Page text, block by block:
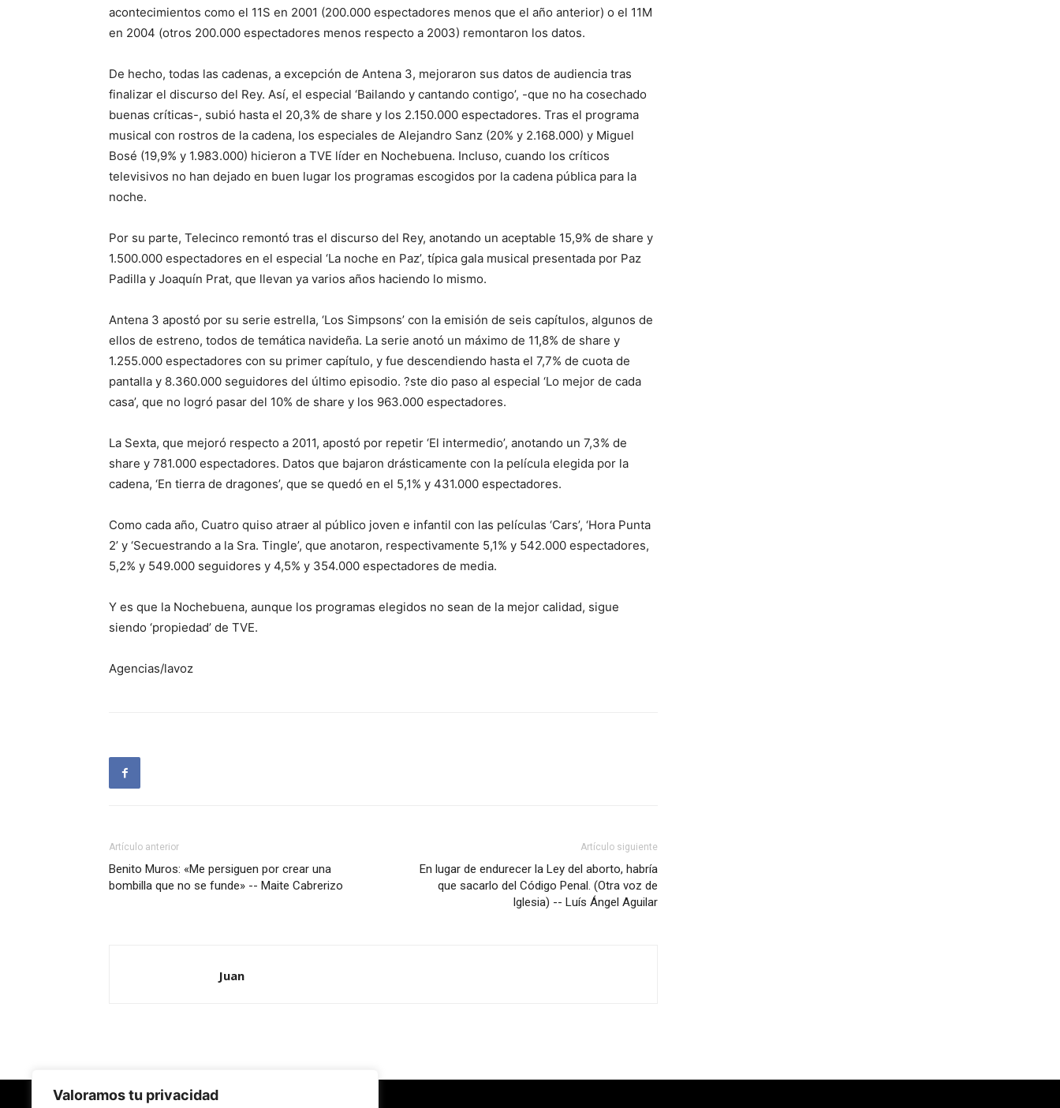
Valoramos tu privacidad
acontecimientos como el 11S en 2001 (200.000 espectadores menos que el año anterior) o el 11M
en 2004 (otros 200.000 espectadores menos respecto a 2003) remontaron los datos.
De hecho, todas las cadenas, a excepción de Antena 3, mejoraron sus datos de audiencia tras
finalizar el discurso del Rey. Así, el especial ‘Bailando y cantando contigo’, -que no ha cosechado
buenas críticas-, subió hasta el 20,3% de share y los 2.150.000 espectadores. Tras el programa
musical con rostros de la cadena, los especiales de Alejandro Sanz (20% y 2.168.000) y Miguel
Bosé (19,9% y 1.983.000) hicieron a TVE líder en Nochebuena. Incluso, cuando los críticos
televisivos no han dejado en buen lugar los programas escogidos por la cadena pública para la
noche.
Por su parte, Telecinco remontó tras el discurso del Rey, anotando un aceptable 15,9% de share y
1.500.000 espectadores en el especial ‘La noche en Paz’, típica gala musical presentada por Paz
Padilla y Joaquín Prat, que llevan ya varios años haciendo lo mismo.
Antena 3 apostó por su serie estrella, ‘Los Simpsons’ con la emisión de seis capítulos, algunos de
ellos de estreno, todos de temática navideña. La serie anotó un máximo de 11,8% de share y
1.255.000 espectadores con su primer capítulo, y fue descendiendo hasta el 7,7% de cuota de
pantalla y 8.360.000 seguidores del último episodio. ?ste dio paso al especial ‘Lo mejor de cada
casa’, que no logró pasar del 10% de share y los 963.000 espectadores.
La Sexta, que mejoró respecto a 2011, apostó por repetir ‘El intermedio’, anotando un 7,3% de
share y 781.000 espectadores. Datos que bajaron drásticamente con la película elegida por la
cadena, ‘En tierra de dragones’, que se quedó en el 5,1% y 431.000 espectadores.
Como cada año, Cuatro quiso atraer al público joven e infantil con las películas ‘Cars’, ‘Hora Punta
2’ y ‘Secuestrando a la Sra. Tingle’, que anotaron, respectivamente 5,1% y 542.000 espectadores,
5,2% y 549.000 seguidores y 4,5% y 354.000 espectadores de media.
Y es que la Nochebuena, aunque los programas elegidos no sean de la mejor calidad, sigue
siendo ‘propiedad’ de TVE.
Agencias/lavoz
Artículo anterior
Benito Muros: «Me persiguen por crear una
bombilla que no se funde» -- Maite Cabrerizo
Artículo siguiente
En lugar de endurecer la Ley del aborto, habría
que sacarlo del Código Penal. (Otra voz de
Iglesia) -- Luís Ángel Aguilar
Juan